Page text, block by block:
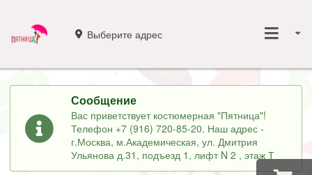
Выберите адрес
Сообщение
Вас приветствует костюмерная "Пятница"!
Телефон +7 (916) 720-85-20. Наш адрес -
г.Москва, м.Академическая, ул. Дмитрия
Ульянова д.31, подъезд 1, лифт N 2 , этаж Т